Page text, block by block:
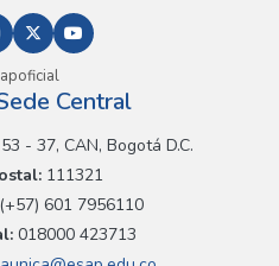
Central
- 37, CAN, Bogotá D.C.
111321
601 7956110
018000 423713